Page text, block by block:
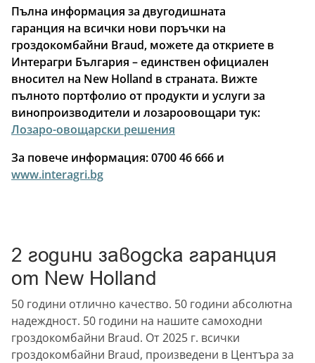
Пълна информация за двугодишната
гаранция на всички нови поръчки на
гроздокомбайни Braud, можете да откриете в
Интерагри България – единствен официален
вносител на New Holland в страната. Вижте
пълното портфолио от продукти и услуги за
винопроизводители и лозароовощари тук:
Лозаро-овощарски решения
За повече информация: 0700 46 666 и
www.interagri.bg
2 години заводска гаранция
от New Holland
50 години отлично качество. 50 години абсолютна
надеждност. 50 години на нашите самоходни
гроздокомбайни Braud. От 2025 г. всички
гроздокомбайни Braud, произведени в Центъра за